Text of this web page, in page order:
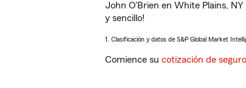
John O'Brien en White Plains,
y sencillo!
1. Clasificación y datos de S&P Global Market
Comience su cotización de